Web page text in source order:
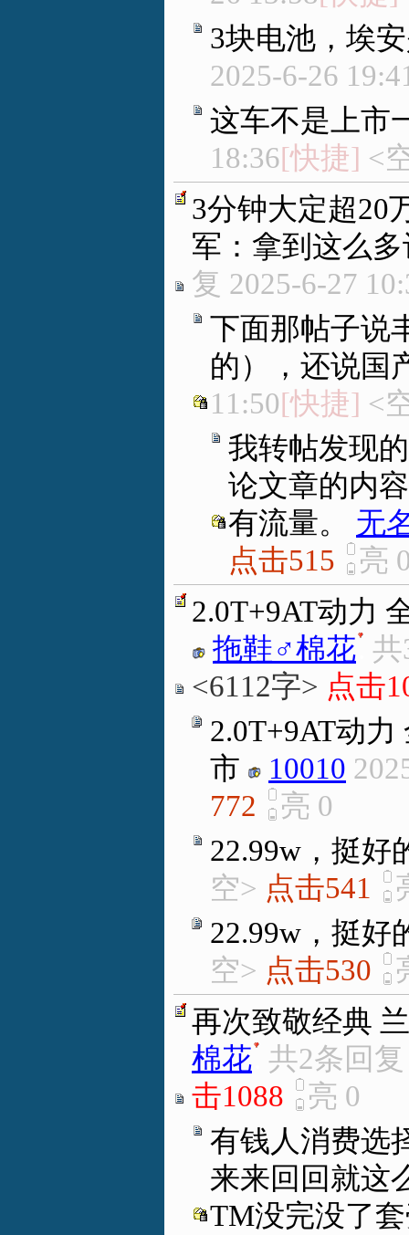
3块电池，埃
2025-6-26
这车不是上市
18:36[快捷] <
3分钟大定超20
军：拿到这么
复 2025-6-27
下面那帖子说
的），还说国
11:50[快捷] <
我转帖发现
论文章的内
有流量。
无
点击515
亮
2.0T+9AT动力
拖鞋♂棉花.
<6112字> 点击
2.0T+9AT动
市
10010
772
亮 0
22.99w，挺好
空> 点击541
22.99w，挺好
空> 点击530
再次致敬经典
棉花. 共2条回
击1088
亮 0
有钱人消费选
来来回回就这
TM没完没了